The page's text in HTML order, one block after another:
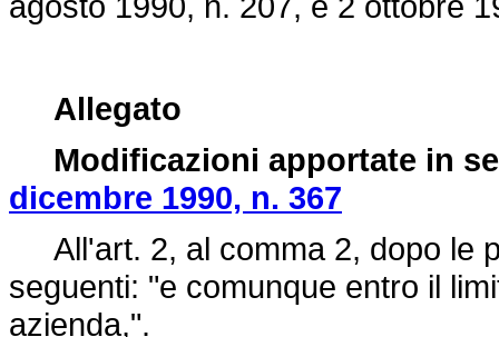
Allegato
Modificazioni apportate in
dicembre 1990, n. 367
All'art. 2, al comma 2, dopo le
seguenti: "e comunque entro il
azienda,".